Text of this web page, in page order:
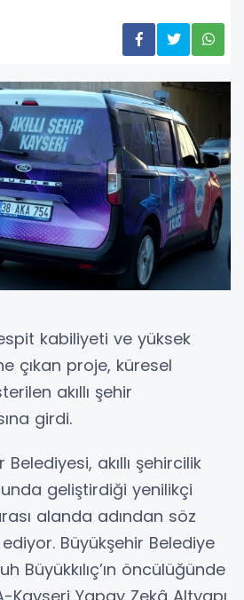
kabiliyeti ve yüksek
çıkan proje, küresel
akıllı şehir
girdi.
akıllı şehircilik
geliştirdiği yenilikçi
alanda adından söz
Büyükşehir Belediye
Büyükkılıç’ın öncülüğünde